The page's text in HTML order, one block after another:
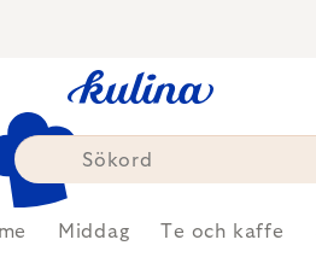
Middag Te och kaffe